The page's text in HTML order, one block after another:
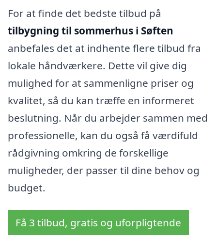
For at finde det bedste tilbud på
tilbygning til sommerhus i Søften
anbefales det at indhente flere tilbud fra
lokale håndværkere. Dette vil give dig
mulighed for at sammenligne priser og
kvalitet, så du kan træffe en informeret
beslutning. Når du arbejder sammen med
professionelle, kan du også få værdifuld
rådgivning omkring de forskellige
muligheder, der passer til dine behov og
budget.
Få 3 tilbud, gratis og uforpligtende